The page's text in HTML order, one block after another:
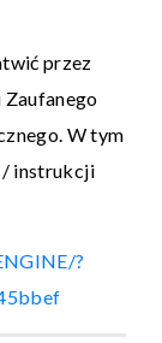
przez
W tym
/ instrukcji
?